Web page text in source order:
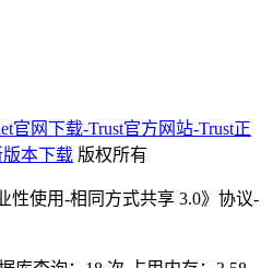
官网下载-Trust官方网站-Trust正
版本下载 版权所有
性使用-相同方式共享 3.0》协议-